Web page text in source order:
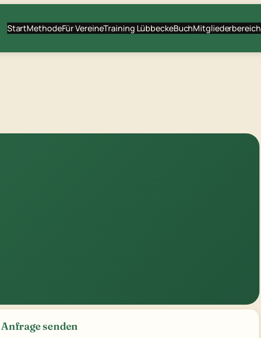
StartMethodeFür VereineTraining LübbeckeBuchMitgliederbereich
Anfrage senden